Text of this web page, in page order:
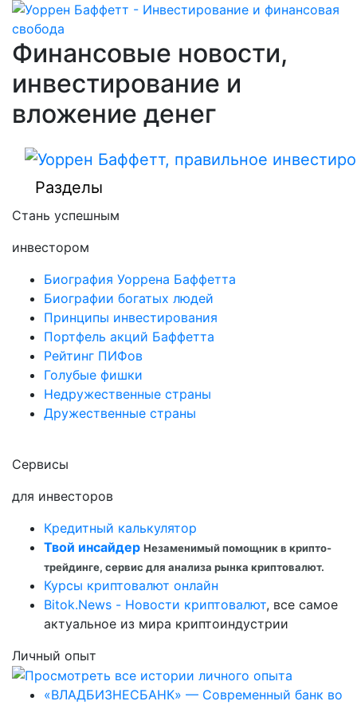
Финансовые новости,
инвестирование и
вложение денег
Разделы
Стань успешным
инвестором
Биография Уоррена Баффетта
Биографии богатых людей
Принципы инвестирования
Портфель акций Баффетта
Рейтинг ПИФов
Голубые фишки
Недружественные страны
Дружественные страны
Сервисы
для инвесторов
Кредитный калькулятор
Твой инсайдер Незаменимый помощник в крипто-
трейдинге, сервис для анализа рынка криптовалют.
Курсы криптовалют онлайн
Bitok.News - Новости криптовалют, все самое
актуальное из мира криптоиндустрии
Личный опыт
«ВЛАДБИЗНЕСБАНК» — Современный банк во